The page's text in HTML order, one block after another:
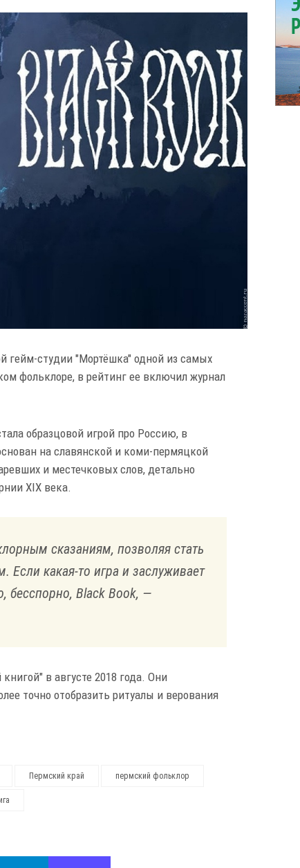
гейм-студии "Мортёшка" одной из самых
фольклоре, в рейтинг ее включил журнал
образцовой игрой про Россию, в
на славянской и коми-пермяцкой
и местечковых слов, детально
XIX века.
сказаниям, позволяя стать
Если какая-то игра и заслуживает
бесспорно, Black Book, —
в августе 2018 года. Они
точно отобразить ритуалы и верования
Пермский край пермский фольклор